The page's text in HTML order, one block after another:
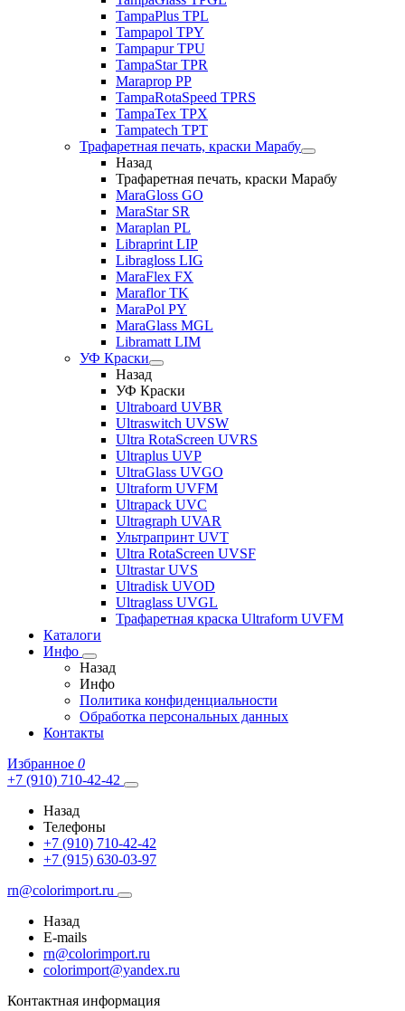
TampaPlus TPL
Tampapol TPY
Tampapur TPU
TampaStar TPR
Maraprop PP
TampaRotaSpeed TPRS
TampaTex TPX
Tampatech TPT
Трафаретная печать, краски Марабу
Назад
Трафаретная печать, краски Марабу
MaraGloss GO
MaraStar SR
Maraplan PL
Libraprint LIP
Libragloss LIG
MaraFlex FX
Maraflor TK
MaraPol PY
MaraGlass MGL
Libramatt LIM
УФ Краски
Назад
УФ Краски
Ultraboard UVBR
Ultraswitch UVSW
Ultra RotaScreen UVRS
Ultraplus UVP
UltraGlass UVGO
Ultraform UVFM
Ultrapack UVC
Ultragraph UVAR
Ультрапринт UVT
Ultra RotaScreen UVSF
Ultrastar UVS
Ultradisk UVOD
Ultraglass UVGL
Трафаретная краска Ultraform UVFM
Каталоги
Инфо
Назад
Инфо
Политика конфиденциальности
Обработка персональных данных
Контакты
Избранное 0
+7 (910) 710-42-42
Назад
Телефоны
+7 (910) 710-42-42
+7 (915) 630-03-97
rn@colorimport.ru
Назад
E-mails
rn@colorimport.ru
colorimport@yandex.ru
Контактная информация